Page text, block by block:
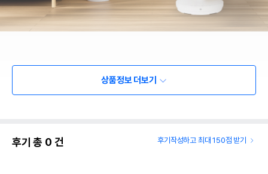
상품정보 더보기
후기 총 0 건 후기작성하고 최대 150점 받기